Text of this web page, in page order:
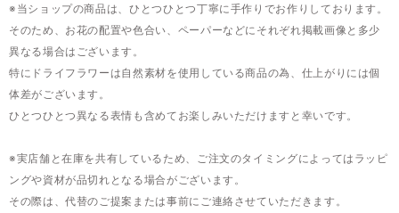
※当ショップの商品は、ひとつひとつ丁寧に手作りでお作りしております。
そのため、お花の配置や色合い、ペーパーなどにそれぞれ掲載画像と多少
異なる場合はございます。
特にドライフラワーは自然素材を使用している商品の為、仕上がりには個
体差がございます。
ひとつひとつ異なる表情も含めてお楽しみいただけますと幸いです。
※実店舗と在庫を共有しているため、ご注文のタイミングによってはラッピ
ングや資材が品切れとなる場合がございます。
その際は、代替のご提案または事前にご連絡させていただきます。